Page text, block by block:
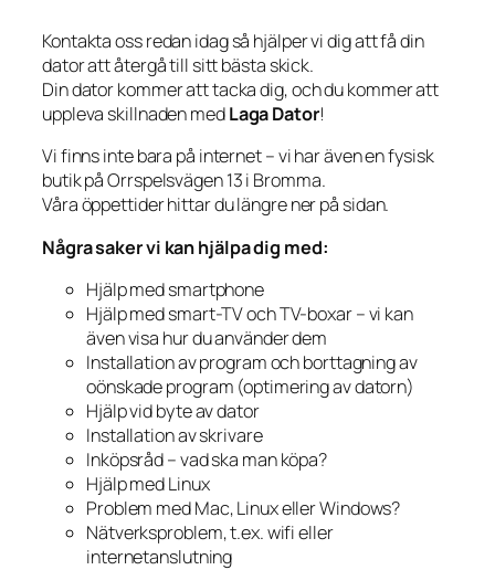
Kontakta oss redan idag så hjälper vi dig att få din
dator att återgå till sitt bästa skick.
Din dator kommer att tacka dig, och du kommer att
uppleva skillnaden medLaga Dator!
Vi finns inte bara på internet – vi har även en fysisk
butik på Orrspelsvägen 13 i Bromma.
Våra öppettider hittar du längre ner på sidan.
Några saker vi kan hjälpa dig med:
Hjälp med smartphone
Hjälp med smart-TV och TV-boxar – vi kan
även visa hur du använder dem
Installation av program och borttagning av
oönskade program (optimering av datorn)
Hjälp vid byte av dator
Installation av skrivare
Inköpsråd – vad ska man köpa?
Hjälp med Linux
Problem med Mac, Linux eller Windows?
Nätverksproblem, t.ex. wifi eller
internetanslutning